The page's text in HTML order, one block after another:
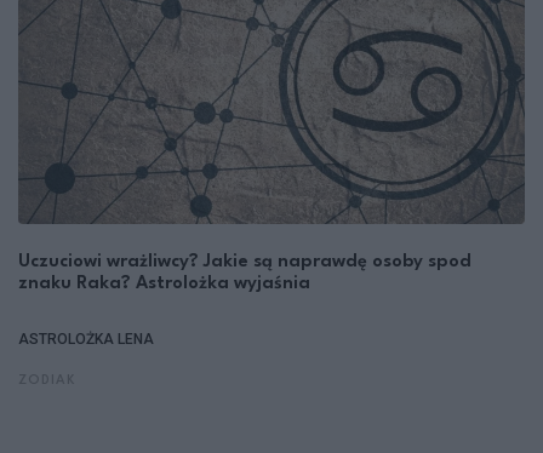
Uczuciowi wrażliwcy? Jakie są naprawdę osoby spod
znaku Raka? Astrolożka wyjaśnia
ASTROLOŻKA LENA